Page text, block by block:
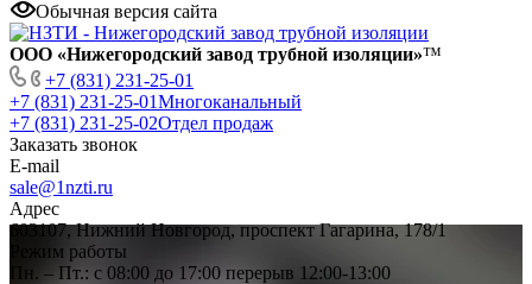
Обычная версия сайта
ООО «Нижегородский завод трубной изоляции»™
+7 (831) 231-25-01
+7 (831) 231-25-01Многоканальный
+7 (831) 231-25-02Отдел продаж
Заказать звонок
E-mail
sale@1nzti.ru
Адрес
603107, Нижний Новгород, проспект Гагарина, 178/1
Режим работы
Пн. – Пт.: с 08:00 до 17:00 перерыв 12:00-13:00